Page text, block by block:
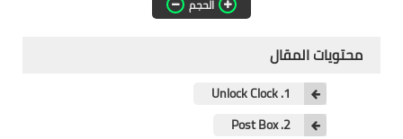
الحجم
محتويات المقال
1. Unlock Clock
2. Post Box